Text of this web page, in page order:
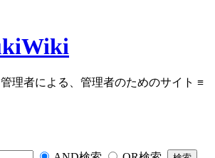
理者による、管理者のためのサイト ≡